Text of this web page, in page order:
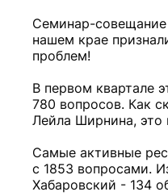
Семинар-совещание
нашем крае
проблем!
В первом квартале
780 вопросов. Как
Лейла Ширнина, это
Самые активные
с 1853 вопросами.
Хабаровский - 134